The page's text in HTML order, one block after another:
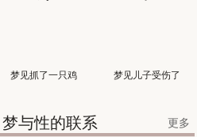
梦见抓了一只鸡 梦见儿子受伤了
梦与性的联系 更多